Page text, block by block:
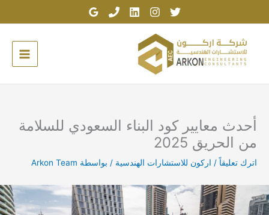
أحدث معايير كود البناء السعودي للسلامة
من الحريق 2025
اترك تعليقاً / اركون للاستشارات الهندسية / بواسطة Arkon Team